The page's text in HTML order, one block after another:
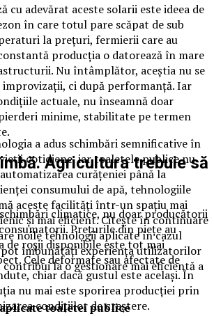
cu adevărat aceste solarii este ideea de
în care totul pare scăpat de sub
la prețuri, fermierii care au
producția o datorează în mare
Nu întâmplător, aceștia nu se
improvizații, ci după performanță. Iar
actuale, nu înseamnă doar
minime, stabilitate pe termen
Agricultura trebuie să
climatice, nu doar producătorii
Prețurile din piețe au
de roșii disponibile este tot mai
Cele deformate sau afectate de
chiar dacă gustul este același. În
nu mai este sporirea producției prin
condițiilor de creștere.
a adus schimbări semnificative în
cotidiene, iar toaletele publice nu
curățeniei până la
consumului de apă, tehnologiile
aceste facilități într-un spațiu mai
și mai eficient. Citește în continuare
noile tehnologii aplicate în cazul
îmbunătăți experiența utilizatorilor
contribui la o gestionare mai eficientă a
toaletei publice